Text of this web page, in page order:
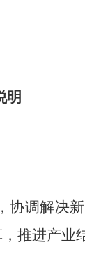
明
调解决
推进产